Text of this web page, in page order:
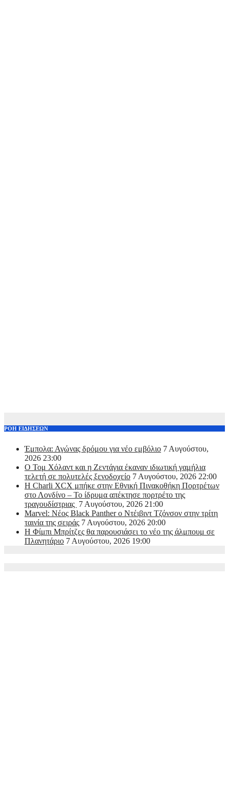
ΡΟΗ ΕΙΔΗΣΕΩΝ
Έμπολα: Αγώνας δρόμου για νέο εμβόλιο 7 Αυγούστου,
2026 23:00
O Τομ Χόλαντ και η Ζεντάγια έκαναν ιδιωτική γαμήλια
τελετή σε πολυτελές ξενοδοχείο 7 Αυγούστου, 2026 22:00
Η Charli XCX μπήκε στην Εθνική Πινακοθήκη Πορτρέτων
στο Λονδίνο – Το ίδρυμα απέκτησε πορτρέτο της
τραγουδίστριας 7 Αυγούστου, 2026 21:00
Marvel: Νέος Black Panther ο Ντέιβιντ Τζόνσον στην τρίτη
ταινία της σειράς 7 Αυγούστου, 2026 20:00
Η Φίμπι Μπρίτζες θα παρουσιάσει το νέο της άλμπουμ σε
Πλανητάριο 7 Αυγούστου, 2026 19:00